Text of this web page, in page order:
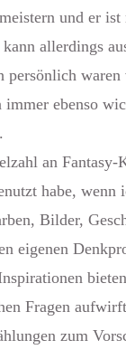
und er
allerdings
persönlich waren
immer ebenso
an Fantasy-
habe, wenn
Bilder,
eigenen
Fragen
zum